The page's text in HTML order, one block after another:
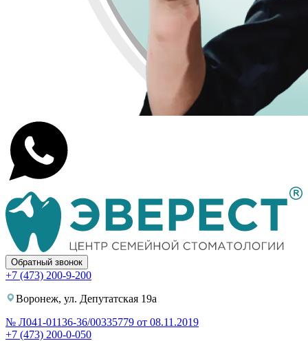
Обратный звонок
+7 (473) 200-9-200
Воронеж, ул. Депутатская 19а
№ Л041-01136-36/00335779 от 08.11.2019
+7 (473) 200-0-050